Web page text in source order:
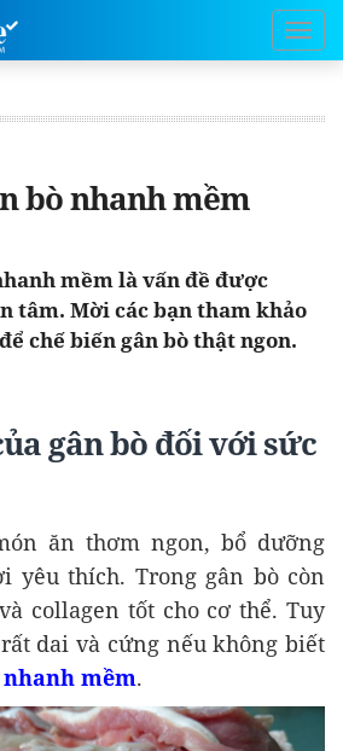
bò nhanh mềm
mềm là vấn đề được
tâm. Mời các bạn tham khảo
chế biến gân bò thật ngon.
gân bò đối với sức
ăn thơm ngon, bổ dưỡng
yêu thích. Trong gân bò còn
collagen tốt cho cơ thể. Tuy
dai và cứng nếu không biết
mềm.